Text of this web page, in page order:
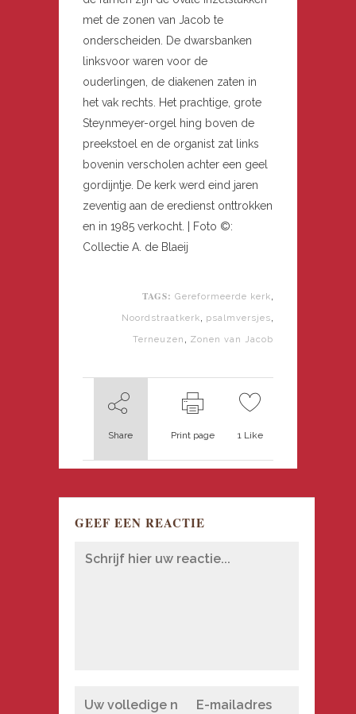
met de zonen van Jacob te
onderscheiden. De dwarsbanken
linksvoor waren voor de
ouderlingen, de diakenen zaten in
het vak rechts. Het prachtige, grote
Steynmeyer-orgel hing boven de
preekstoel en de organist zat links
bovenin verscholen achter een geel
gordijntje. De kerk werd eind jaren
zeventig aan de eredienst onttrokken
en in 1985 verkocht. | Foto ©:
Collectie A. de Blaeij
TAGS: Gereformeerde kerk
Noordstraatkerk psalmversjes
Terneuzen Zonen van Jacob
Share Print page 1Like
GEEF EEN REACTIE